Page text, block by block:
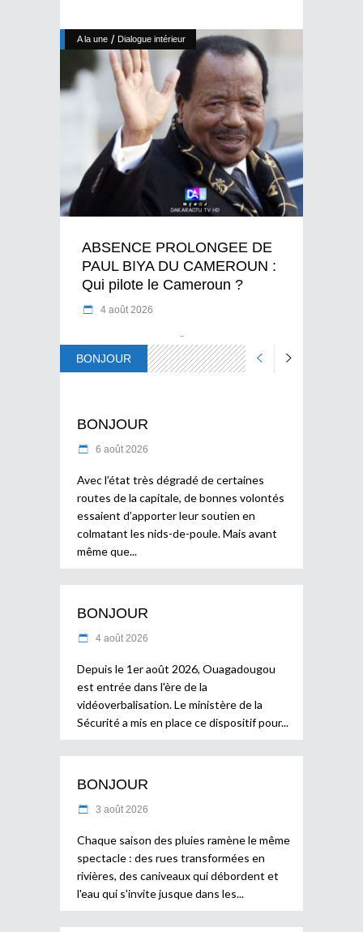
A la une / Dialogue intérieur
ABSENCE PROLONGEE DE
PAUL BIYA DU CAMEROUN :
Qui pilote le Cameroun ?
4 août 2026
BONJOUR
BONJOUR
6 août 2026
Avec l’état très dégradé de certaines
routes de la capitale, de bonnes volontés
essaient d’apporter leur soutien en
colmatant les nids-de-poule. Mais avant
même que
BONJOUR
4 août 2026
Depuis le 1er août 2026, Ouagadougou
est entrée dans l'ère de la
vidéoverbalisation. Le ministère de la
Sécurité a mis en place ce dispositif pour
BONJOUR
3 août 2026
Chaque saison des pluies ramène le même
spectacle : des rues transformées en
rivières, des caniveaux qui débordent et
l'eau qui s'invite jusque dans les